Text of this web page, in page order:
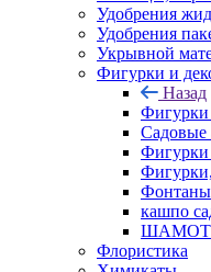
Удобрения
Удобрения
Укрывной
Фигурки и
Назад
Фигурки
Садовые
Фигурки
Фонтаны
кашпо
ШАМОТ
Флористика